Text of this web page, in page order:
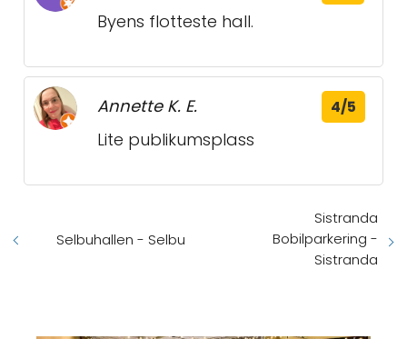
Byens flotteste hall.
Annette K. E. 4/5
Lite publikumsplass
Selbuhallen - Selbu
Sistranda
Bobilparkering -
Sistranda